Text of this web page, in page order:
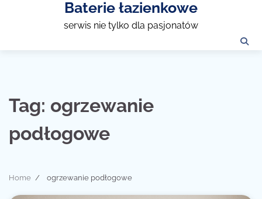
Baterie łazienkowe
serwis nie tylko dla pasjonatów
Tag: ogrzewanie
podłogowe
Home ogrzewanie podłogowe